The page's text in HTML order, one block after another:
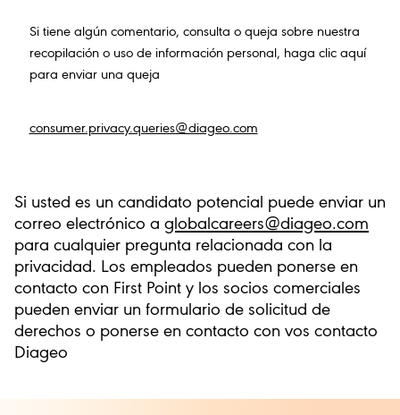
Si tiene algún comentario, consulta o queja sobre nuestra
recopilación o uso de información personal, haga clic aquí
para enviar una queja
consumer.privacy.queries@diageo.com
Si usted es un candidato potencial puede enviar un
correo electrónico a globalcareers@diageo.com
para cualquier pregunta relacionada con la
privacidad. Los empleados pueden ponerse en
contacto con First Point y los socios comerciales
pueden enviar un formulario de solicitud de
derechos o ponerse en contacto con vos contacto
Diageo